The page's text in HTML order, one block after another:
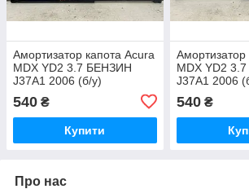
Амортизатор капота Acura
MDX YD2 3.7 БЕНЗИН
J37A1 2006 (б/у)
540 ₴
Купити
Амортизатор
MDX YD2
J37A1 2006
540₴
Про нас